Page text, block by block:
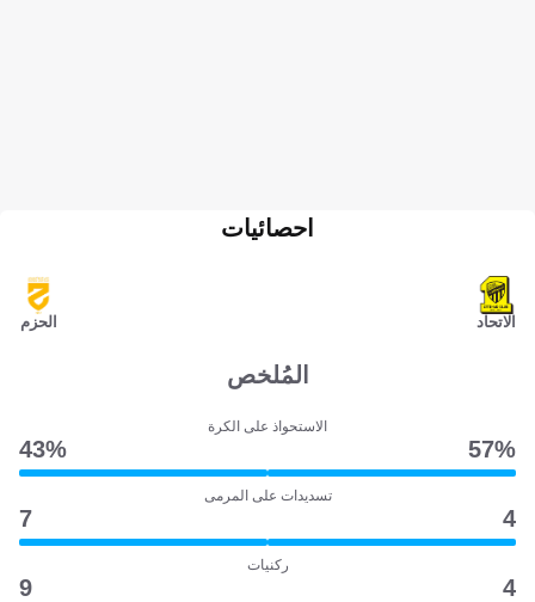
الاتحاد
احصائيات
الحزم
المُلخص
الاستحواذ على الكرة
57‎%‎
43‎%‎
تسديدات على المرمى
4
7
ركنيات
4
9